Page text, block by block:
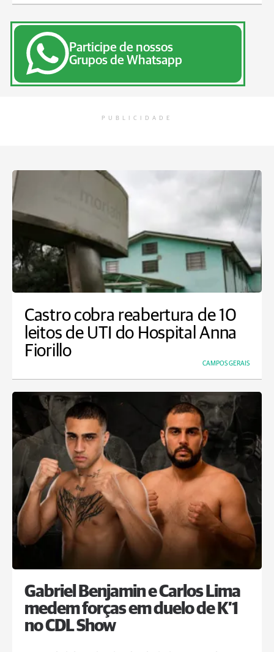
Participe de nossos
Grupos de Whatsapp
PUBLICIDADE
Castro cobra reabertura de 10
leitos de UTI do Hospital Anna
Fiorillo
CAMPOS GERAIS
Gabriel Benjamin e Carlos Lima
medem forças em duelo de K’1
no CDL Show